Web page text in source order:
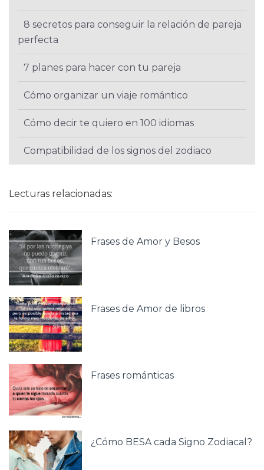
8 secretos para conseguir la relación de pareja
perfecta
7 planes para hacer con tu pareja
Cómo organizar un viaje romántico
Cómo decir te quiero en 100 idiomas
Compatibilidad de los signos del zodiaco
Lecturas relacionadas:
Frases de Amor y Besos
Frases de Amor de libros
Frases románticas
¿Cómo BESA cada Signo Zodiacal?